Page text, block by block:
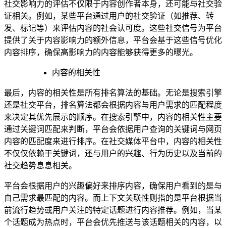
社交影响力的评估不仅限于内容创作者本身，还可能与社交验
证相关。例如，某些平台通过用户的社交验证（如推荐、转
发、标记等）来评估内容的社会认可度。这些社交信号为平台
提供了关于内容影响力的额外信息，平台会基于这些信号优化
内容排序，确保高影响力的内容能够获得更多的曝光。
内容的相关性
最后，内容的相关性是所有排名算法的基础。无论是搜索引擎
还是社交平台，排名算法都会根据内容与用户需求的匹配程度
来决定其优先展示的顺序。在搜索引擎中，内容的相关性主要
通过关键词匹配来判断，平台会依据用户查询的关键词与网页
内容的匹配度来进行排序。在社交媒体平台中，内容的相关性
不仅仅依赖于关键词，还与用户的兴趣、行为历史以及当前的
社交趋势息息相关。
平台会根据用户的兴趣偏好来排序内容，确保用户看到的是与
自己需求最匹配的内容。而上下文关联性则指的是平台根据当
前流行趋势或用户关注的特定话题进行内容推荐。例如，当某
个话题成为热点时，平台会优先推送与该话题相关的内容，以